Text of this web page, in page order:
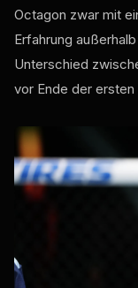
Octagon zwar mit
Erfahrung
Unterschied
vor Ende der